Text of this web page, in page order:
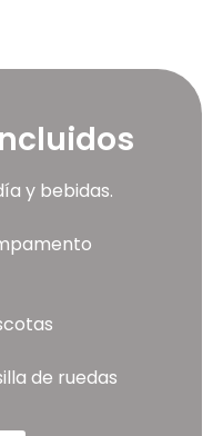
y bebidas.
de ruedas